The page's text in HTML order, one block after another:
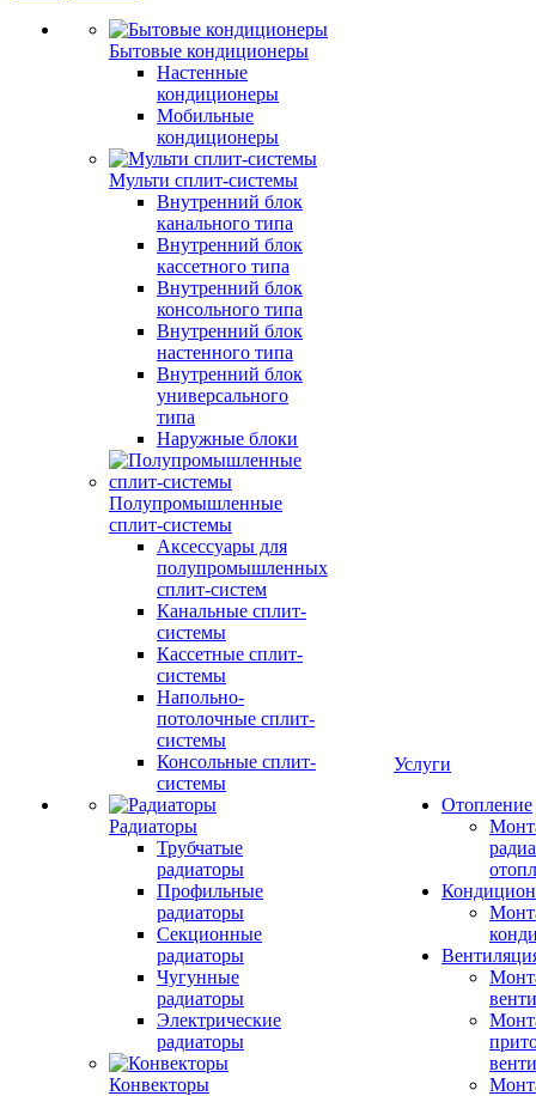
Бытовые кондиционеры
Настенные
кондиционеры
Мобильные
кондиционеры
Мульти сплит-системы
Внутренний блок
канального типа
Внутренний блок
кассетного типа
Внутренний блок
консольного типа
Внутренний блок
настенного типа
Внутренний блок
универсального
типа
Наружные блоки
Полупромышленные
сплит-системы
Аксессуары для
полупромышленных
сплит-систем
Канальные сплит-
системы
Кассетные сплит-
системы
Напольно-
потолочные сплит-
системы
Консольные сплит-
системы
Радиаторы
Трубчатые
радиаторы
Профильные
радиаторы
Секционные
радиаторы
Чугунные
радиаторы
Электрические
радиаторы
Конвекторы
Услуги
Отопление